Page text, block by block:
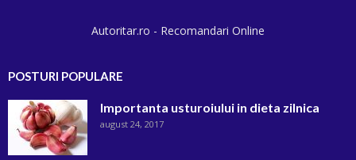
Autoritar.ro - Recomandari Online
POSTURI POPULARE
Importanta usturoiului in dieta zilnica
august 24, 2017